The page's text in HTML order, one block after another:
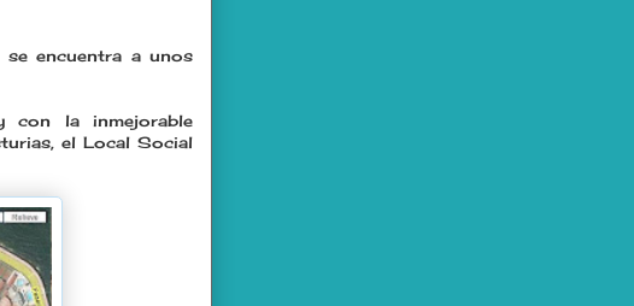
encuentra a unos
con la inmejorable
el Local Social